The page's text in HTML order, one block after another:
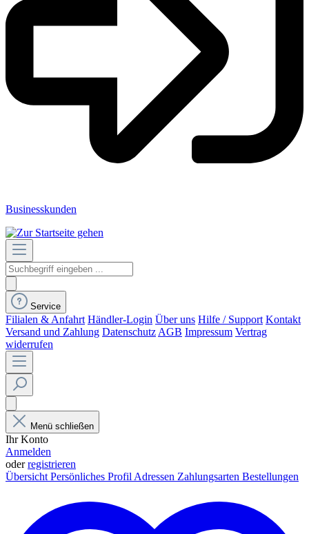
Businesskunden
Service
Filialen & Anfahrt Händler-Login Über uns Hilfe / Support Kontakt
Versand und Zahlung Datenschutz AGB Impressum Vertrag
widerrufen
Menü schließen
Ihr Konto
Anmelden
oderregistrieren
Übersicht Persönliches Profil Adressen Zahlungsarten Bestellungen